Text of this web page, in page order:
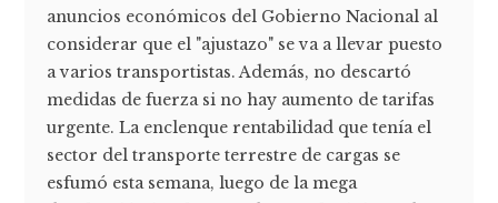
anuncios económicos del Gobierno Nacional al
considerar que el "ajustazo" se va a llevar puesto
a varios transportistas. Además, no descartó
medidas de fuerza si no hay aumento de tarifas
urgente. La enclenque rentabilidad que tenía el
sector del transporte terrestre de cargas se
esfumó esta semana, luego de la mega